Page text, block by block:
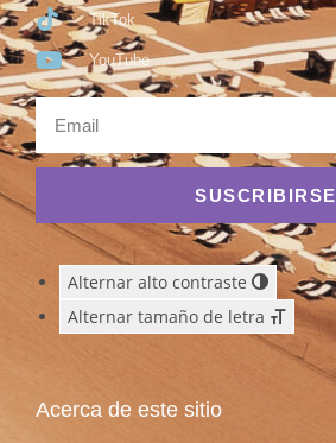
TikTok
YouTube
SUSCRIBIRSE
Alternar alto contraste
Alternar tamaño de letra
Acerca de este sitio